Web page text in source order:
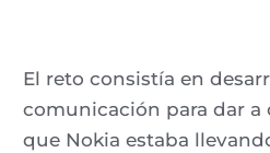
El reto consistía en
comunicación para dar
que Nokia estaba